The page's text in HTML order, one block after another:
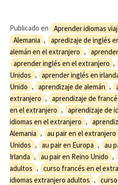
Publicado en Aprender idiomas
Alemania , apredizaje de inglés
alemán en el extranjero ,
aprender inglés en el extranjero ,
Unidos , aprender inglés en
Unido , aprendizaje de alemán ,
extranjero , aprendizaje de
en el extranjero , aprendizaje de
idiomas en el extranjero ,
Alemania , au pair en el extranjero
Unidos , au pair en Europa , au
Irlanda , au pair en Reino Unido ,
adultos , curso francés en el
idiomas extranjero adultos ,